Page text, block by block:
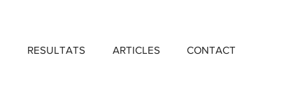
RESULTATS ARTICLES CONTACT